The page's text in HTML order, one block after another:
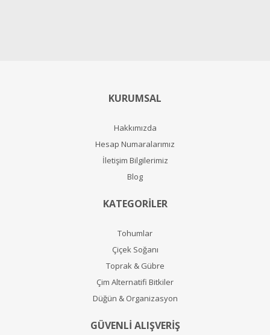
KURUMSAL
Hakkımızda
Hesap Numaralarımız
İletişim Bilgilerimiz
Blog
KATEGORİLER
Tohumlar
Çiçek Soğanı
Toprak & Gübre
Çim Alternatifi Bitkiler
Düğün & Organizasyon
GÜVENLİ ALIŞVERİŞ